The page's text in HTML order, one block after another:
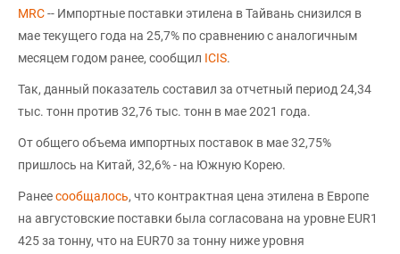
MRC-- Импортные поставки этилена в Тайвань снизился в
мае текущего года на 25,7% по сравнению с аналогичным
месяцем годом ранее, сообщил ICIS.
Так, данный показатель составил за отчетный период 24,34
тыс. тонн против 32,76 тыс. тонн в мае 2021 года.
От общего объема импортных поставок в мае 32,75%
пришлось на Китай, 32,6% - на Южную Корею.
Ранеесообщалось, что контрактная цена этилена в Европе
на августовские поставки была согласована на уровне EUR1
425 за тонну, что на EUR70 за тонну ниже уровня